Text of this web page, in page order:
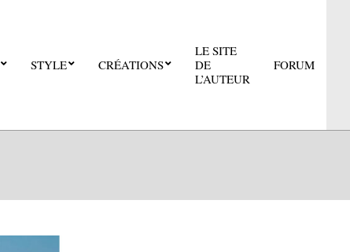
STYLE CRÉATIONS
LE SITE
DE
L’AUTEUR
FORUM